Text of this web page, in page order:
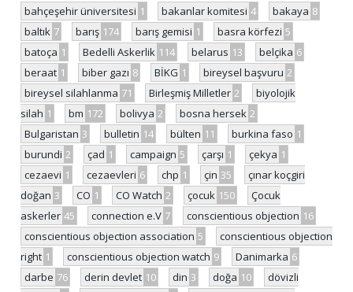
bahçeşehir üniversitesi 1 bakanlar komitesi 4 bakaya 8
baltık 7 barış 174 barış gemisi 1 basra körfezi 5
batoça 1 Bedelli Askerlik 114 belarus 13 belçika 6
beraat 1 biber gazı 8 BİKG 1 bireysel başvuru 2
bireysel silahlanma 71 Birleşmiş Milletler 2
biyolojik
silah 1 bm 172 bolivya 2 bosna hersek 2
Bulgaristan 3 bulletin 14 bülten 11 burkina faso 1
burundi 2 çad 1 campaign 5 çarşı 1 çekya 1
cezaevi 1 cezaevleri 6 chp 1 çin 35
çınar koçgiri
doğan 3 CO 1 CO Watch 2 çocuk 150
Çocuk
askerler 45 connection e.V 7 conscientious objection 16
conscientious objection association 5
conscientious objection
right 1 conscientious objection watch 9 Danimarka 6
darbe 76 derin devlet 10 din 3 doğa 10
dövizli